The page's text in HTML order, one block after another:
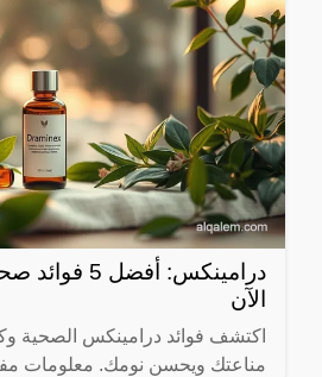
درامينكس:
الآن
اكتشف فوائد درامينكس الصحية
مناعتك ويحسن نومك. معلومات